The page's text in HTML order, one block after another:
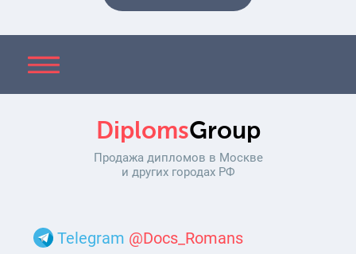
DiplomsGroup
Продажа дипломов в Москве
и других городах РФ
Telegram @Docs_Romans